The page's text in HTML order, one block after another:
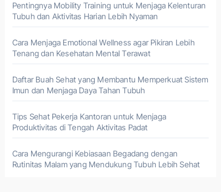
Pentingnya Mobility Training untuk Menjaga Kelenturan
Tubuh dan Aktivitas Harian Lebih Nyaman
Cara Menjaga Emotional Wellness agar Pikiran Lebih
Tenang dan Kesehatan Mental Terawat
Daftar Buah Sehat yang Membantu Memperkuat Sistem
Imun dan Menjaga Daya Tahan Tubuh
Tips Sehat Pekerja Kantoran untuk Menjaga
Produktivitas di Tengah Aktivitas Padat
Cara Mengurangi Kebiasaan Begadang dengan
Rutinitas Malam yang Mendukung Tubuh Lebih Sehat